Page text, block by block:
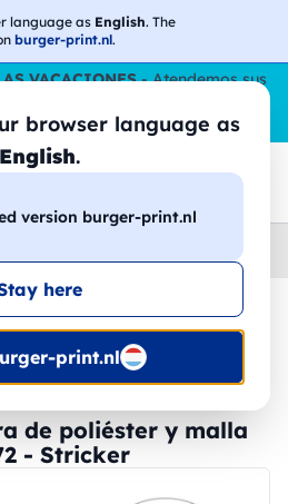
language as English. The
burger-print.nl.
browser language as
English.
version burger-print.nl
here
print.nl
VACACIONES- Atendemos sus
incluso en agosto.
Sin parar
😎🌴
DTF
de poliéster y malla
- Stricker